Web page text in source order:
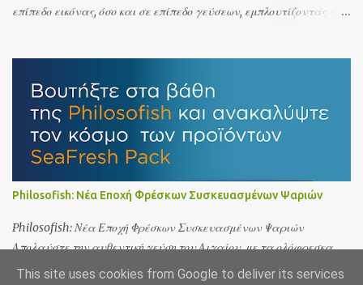
επίπεδο εικόνας, όσο και σε επίπεδο γεύσεων, εμπλουτίζοντάς το
Philosofish: Νέα Εποχή Φρέσκων Συσκευασμένων Ψαριών
Philosofish: Νέα Εποχή Φρέσκων Συσκευασμένων Ψαριών
Απολαύστε την αυθεντική γεύση του Αιγαίου, με τα ολόφρεσκα
ψάρια SeaFresh Pack της Philosofish! Η Philosofish φέρνει την
This site uses cookies from Google to deliver its services